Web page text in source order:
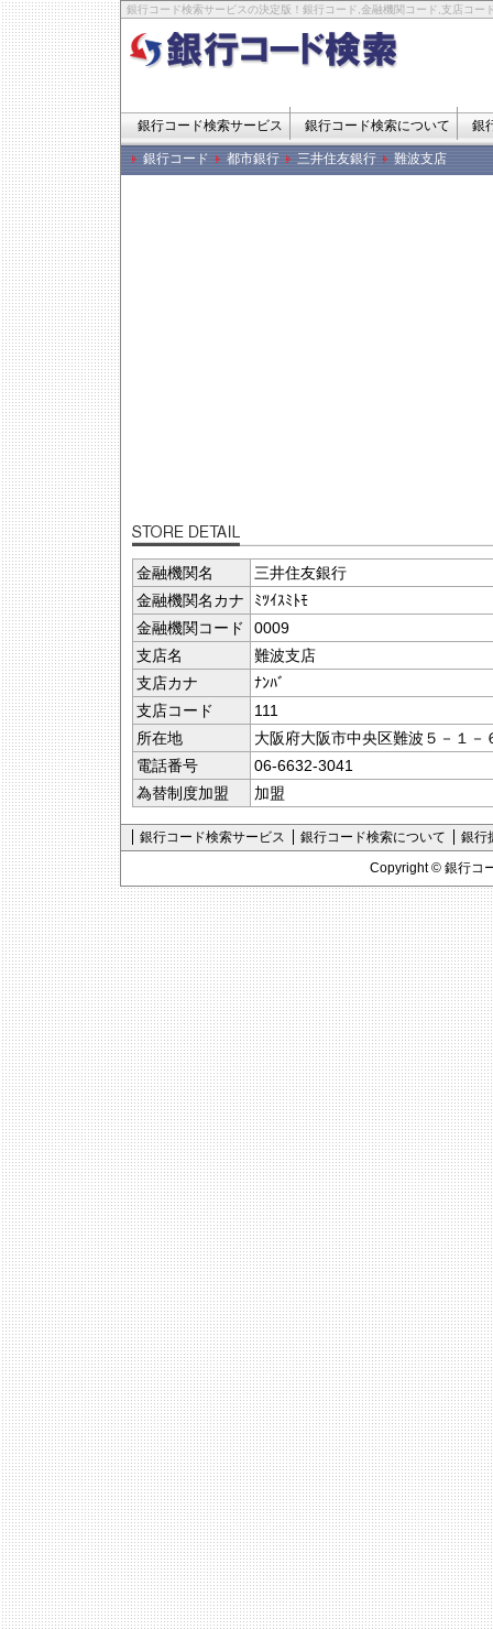
銀行コード検索サービスの決定版！銀行コード,金融機関コード,支店コー
銀行コード検索サービス 銀行コード検索について 銀
銀行コード 都市銀行 三井住友銀行 難波支店
金融機関名
三井住友銀行
金融機関名カナ
ﾐﾂｲｽﾐﾄﾓ
金融機関コード
0009
支店名
難波支店
支店カナ
ﾅﾝﾊﾞ
支店コード
111
所在地
大阪府大阪市中央区難波５－１－
電話番号
06-6632-3041
為替制度加盟
加盟
銀行コード検索サービス 銀行コード検索について
銀行
Copyright © 銀行コ